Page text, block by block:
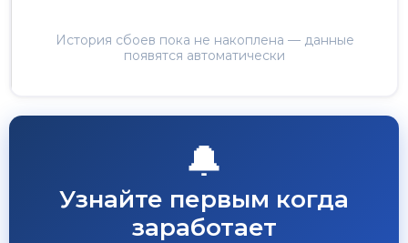
История сбоев пока не накоплена — данные
появятся автоматически
🔔
Узнайте первым когда
заработает